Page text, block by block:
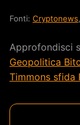
Fonti: Cryptonews,
Approfondisci
Geopolitica
Timmons sfida